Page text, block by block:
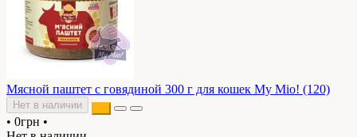
Мясной паштет с говядиной 300 г для кошек My Mio! (120)
Нет в наличии
• 0грн •